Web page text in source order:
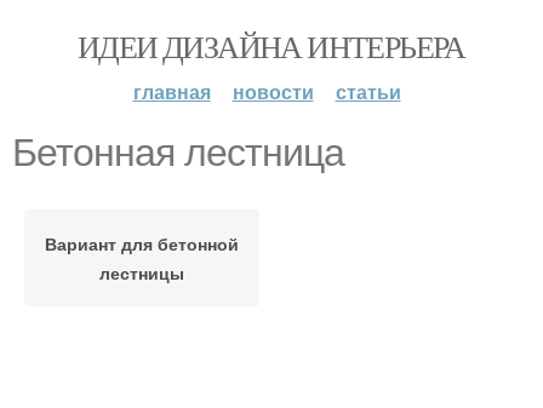
ИДЕИ ДИЗАЙНА ИНТЕРЬЕРА
главная новости статьи
Бетонная лестница
Вариант для бетонной
лестницы